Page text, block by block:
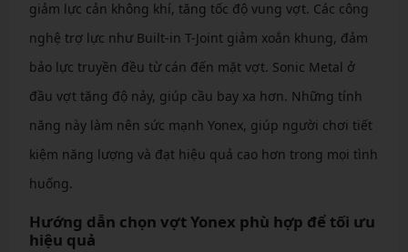
giảm lực cản không khí, tăng tốc độ vung vợt. Các công
nghệ trợ lực như Built-in T-Joint giảm xoắn khung, đảm
bảo lực truyền đều từ cán đến mặt vợt. Sonic Metal ở
đầu vợt tăng độ nảy, giúp cầu bay xa hơn. Những tính
năng này làm nên sức mạnh Yonex, giúp người chơi tiết
kiệm năng lượng và đạt hiệu quả cao hơn trong mọi tình
huống.
Hướng dẫn chọn vợt Yonex phù hợp để tối ưu
hiệu quả